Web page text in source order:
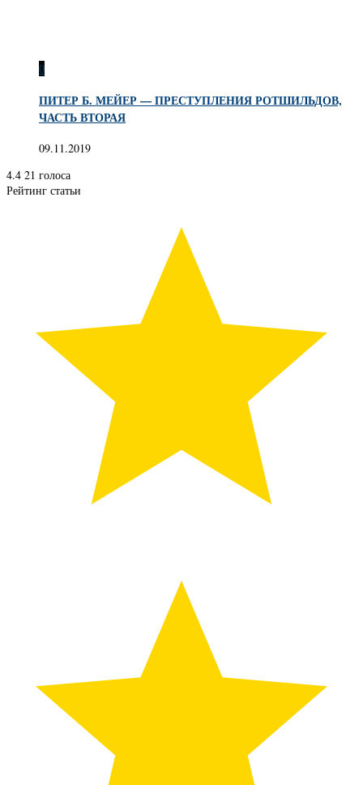
0
ПИТЕР Б. МЕЙЕР — ПРЕСТУПЛЕНИЯ РОТШИЛЬДОВ,
ЧАСТЬ ВТОРАЯ
09.11.2019
4.4 21 голоса
Рейтинг статьи